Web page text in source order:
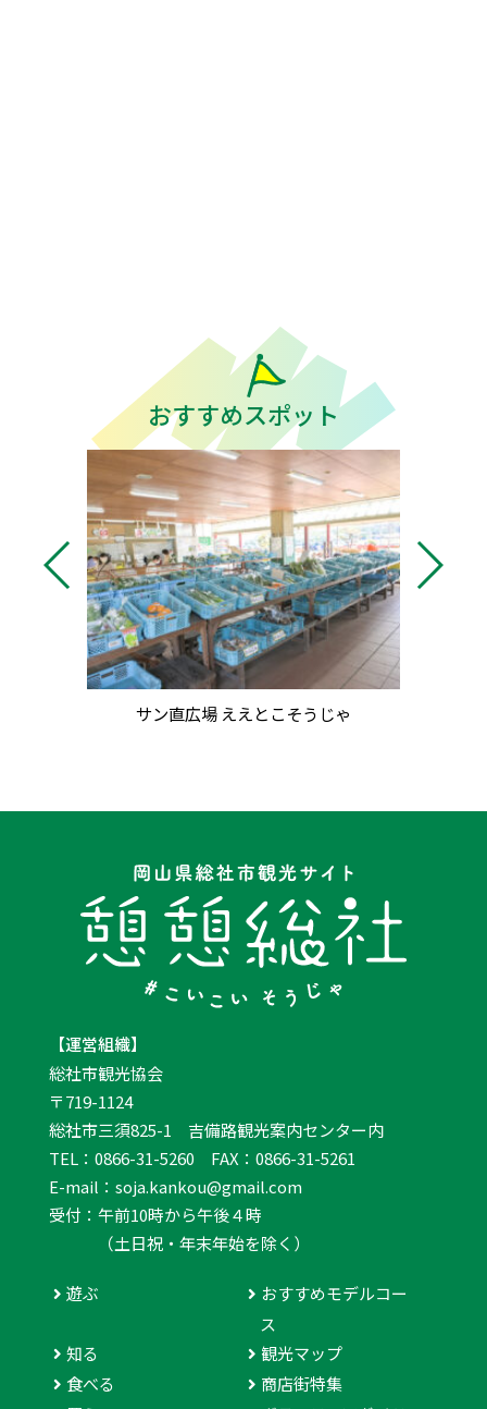
おすすめスポット
サン直広場 ええとこそうじゃ
【運営組織】
総社市観光協会
〒719-1124
総社市三須825-1 吉備路観光案内センター内
TEL：0866-31-5260 FAX：0866-31-5261
E-mail：soja.kankou@gmail.com
受付：午前10時から午後４時
（土日祝・年末年始を除く）
遊ぶ
おすすめモデルコー
ス
知る
観光マップ
食べる
商店街特集